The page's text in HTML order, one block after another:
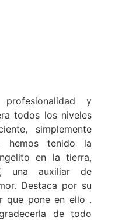
y
todos los niveles
simplemente
hemos tenido la
en la tierra,
una auxiliar de
Destaca por su
que pone en ello .
de todo